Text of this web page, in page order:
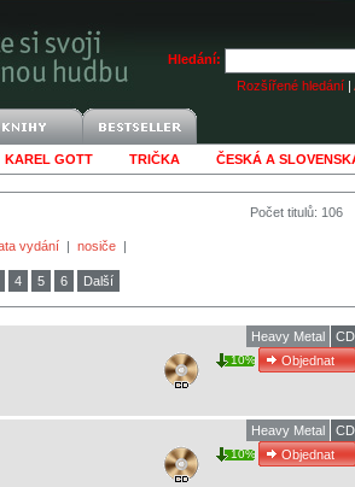
Hledání:
Rozšířené hledání |
KAREL GOTT TRIČKA ČESKÁ A
Počet titulů: 106
vydání | nosiče |
4 5 6 Další
CD
Heavy Metal
10%
CD
Heavy Metal
10%